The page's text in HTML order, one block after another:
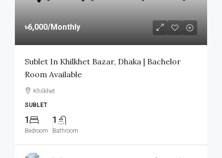
৳6,000/Monthly
Sublet In Khilkhet Bazar, Dhaka | Bachelor
Room Available
Khilkhet
SUBLET
1
Bedroom
1
Bathroom